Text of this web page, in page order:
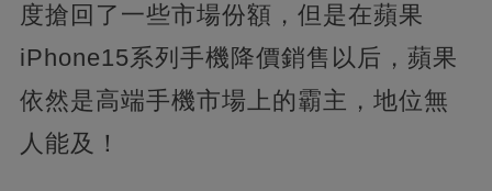
度搶回了一些市場份額，但是在蘋果
iPhone15系列手機降價銷售以后，蘋果
依然是高端手機市場上的霸主，地位無
人能及！